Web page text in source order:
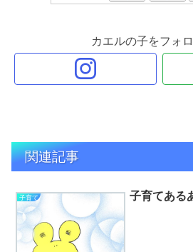
カエルの子をフォ
関連記事
子育て 子育てある